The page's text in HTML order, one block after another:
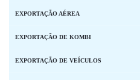
EXPORTAÇÃO AÉREA
EXPORTAÇÃO DE KOMBI
EXPORTAÇÃO DE VEÍCULOS